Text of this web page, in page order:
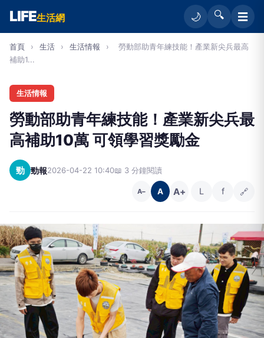
LIFE生活網 🌙 🔍 ☰
首頁 › 生活 › 生活情報 ›
勞動部助青年練技能！產業新尖兵最高
補助1...
生活情報
勞動部助青年練技能！產業新尖兵最
高補助10萬 可領學習獎勵金
勁 勁報2026-04-22 10:40📖 3 分鐘閱讀
A− A A+ L f 🔗